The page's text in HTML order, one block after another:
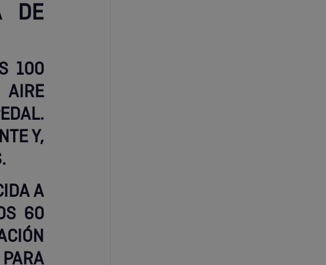
DE
100
Y,
A
60